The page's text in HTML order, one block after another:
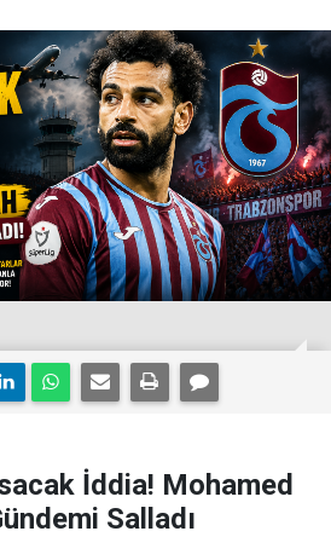
İddia! Mohamed
Salladı